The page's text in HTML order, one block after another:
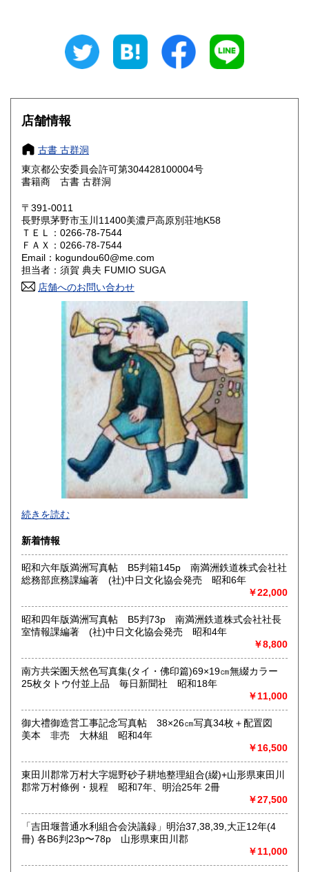
210円 長野県
大阪府 210円 兵庫県
鳥取県 210円 島根県
岡山県 210円
山口県 210円
210円
210円 福岡県
210円 長崎県
210円 大分県
210円 鹿児島県
店舗情報
古書 古群洞
東京都公安委員会許可第304428100004号
書籍商 古書 古群洞
〒391-0011
長野県茅野市玉川11400美濃戸高原別荘地K58
ＴＥＬ：0266-78-7544
ＦＡＸ：0266-78-7544
Email：kogundou60@me.com
担当者：須賀 典夫 FUMIO SUGA
店舗へのお問い合わせ
2026年で創業45年目になります。
沿線名：(無店舗)
最寄駅：(無店舗)
営業時間：10:00〜18:00
書籍の買取について
取り扱い分野
古典籍、近代文献、趣味、サブカルチャー、古書一般（その
和本・開拓/植民資料・戦時資料・文学一般・詩歌句集・児童
書 ・児童資料・芸能/サブカル・広告資料・ポスター・版画/
刷り物 ・絵葉書・双六・地図/鳥瞰図
続きを読む
新着情報
昭和六年版満洲写真帖 B5判箱145p 南満洲鉄道株式会社社
総務部庶務課編著 (社)中日文化協会発売 昭和6年
￥22,000
昭和四年版満洲写真帖 B5判73p 南満洲鉄道株式会社社長
室情報課編著 (社)中日文化協会発売 昭和4年
￥8,800
南方共栄圏天然色写真集(タイ・佛印篇)69×19㎝無綴カラー
25枚タトウ付並上品 毎日新聞社 昭和18年
￥11,000
御大禮御造営工事記念写真帖 38×26㎝写真34枚＋配置図
美本 非売 大林組 昭和4年
￥16,500
東田川郡常万村大字堀野砂子耕地整理組合(綴)+山形県東田川
郡常万村條例・規程 昭和7年、明治25年 2冊
￥27,500
「吉田堰普通水利組合会決議録」明治37,38,39,大正12年(4
冊) 各B6判23p〜78p 山形県東田川郡
￥11,000